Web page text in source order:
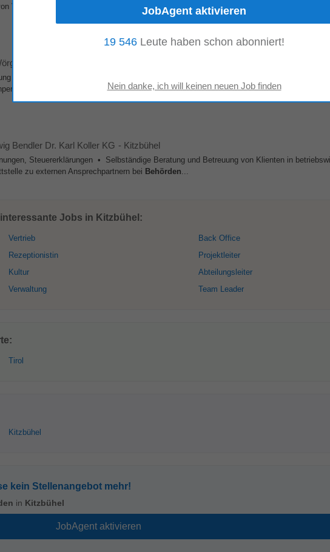
Versuchsergebnissen sowie Planung...
des Ingenieurbüros für bodenkundliche Baubegleitung • Koordination von Projekten in
für Landwirte, Projektpartner undBehörden...
Bendler Dr. Karl Koller KG - Kitzbühel
Steuererklärungen • Selbständige Beratung und Betreuung von Klienten in
zu externen Ansprechpartnern bei Behörden...
Jobs in Kitzbühel:
Vertrieb
Rezeptionistin
Kultur
Verwaltung
Back Office
Projektleiter
Abteilungsleiter
Team Leader
Tirol
Kitzbühel
kein Stellenangebot mehr!
in Kitzbühel
19 546 Leute haben schon abonniert!